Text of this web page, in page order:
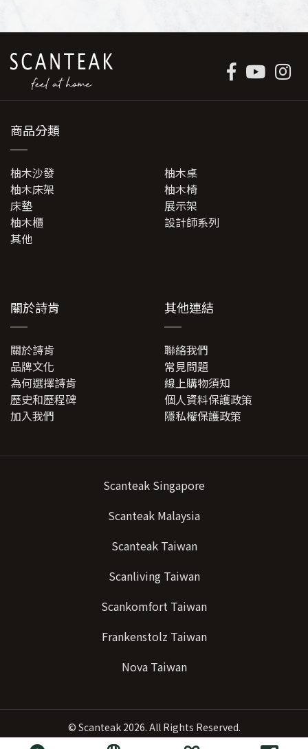
商品分類
柚木沙發
柚木桌
柚木床架
柚木椅
床墊
展示架
柚木櫃
設計師系列
其他
關於詩肯
關於詩肯
品牌文化
為何選擇詩肯
歷史和歷程碑
加入我們
其他連結
聯絡我們
常見問題
線上購物須知
個人資料保護政策
隱私權保護政策
Scanteak Singapore
Scanteak Malaysia
Scanteak Taiwan
Scanliving Taiwan
Scankomfort Taiwan
Frankenstolz Taiwan
Nova Taiwan
© Scanteak2026. All Rights Reserved.